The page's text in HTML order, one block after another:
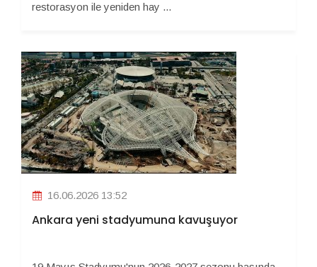
restorasyon ile yeniden hay ...
16.06.2026 13:52
Ankara yeni stadyumuna kavuşuyor